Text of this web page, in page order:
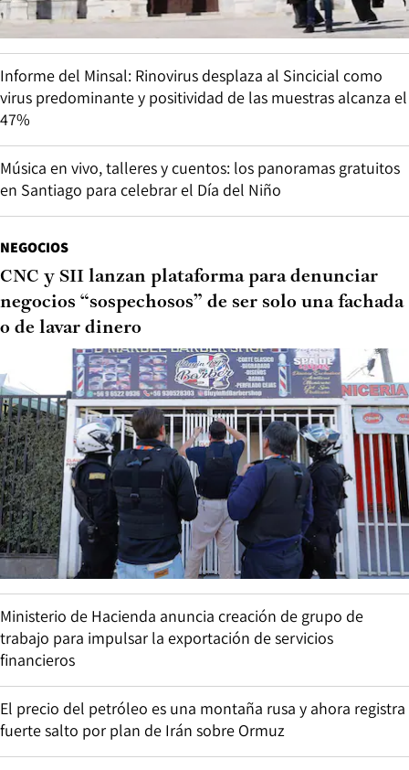
Informe del Minsal: Rinovirus desplaza al Sincicial como
virus predominante y positividad de las muestras alcanza el
47%
Música en vivo, talleres y cuentos: los panoramas gratuitos
en Santiago para celebrar el Día del Niño
NEGOCIOS
CNC y SII lanzan plataforma para denunciar
negocios “sospechosos” de ser solo una fachada
o de lavar dinero
Ministerio de Hacienda anuncia creación de grupo de
trabajo para impulsar la exportación de servicios
financieros
El precio del petróleo es una montaña rusa y ahora registra
fuerte salto por plan de Irán sobre Ormuz